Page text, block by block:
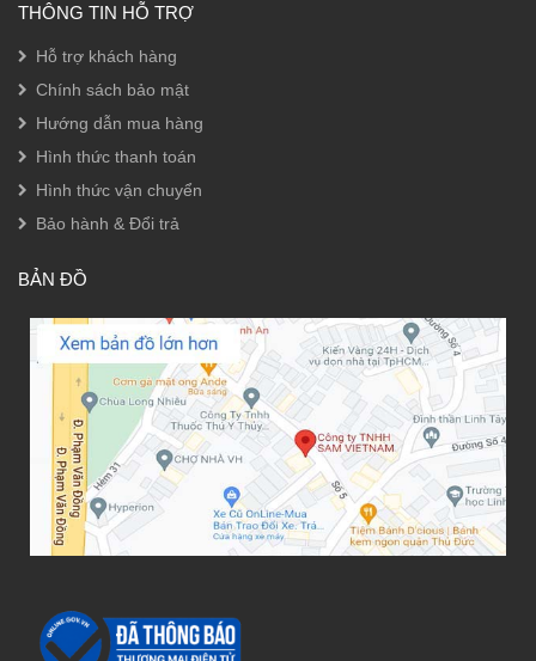
THÔNG TIN HỖ TRỢ
Hỗ trợ khách hàng
Chính sách bảo mật
Hướng dẫn mua hàng
Hình thức thanh toán
Hình thức vận chuyển
Bảo hành & Đổi trả
BẢN ĐỒ